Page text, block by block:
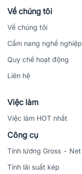
Về chúng tôi
Về chúng tôi
Cẩm nang nghề nghiệp
Quy chế hoạt động
Liên hệ
Việc làm
Việc làm HOT nhất
Công cụ
Tính lương Gross - Net
Tính lãi suất kép